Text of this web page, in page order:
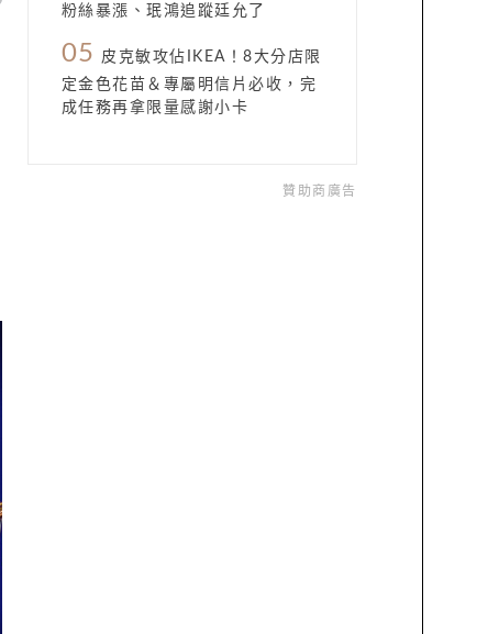
粉絲暴漲、珉鴻追蹤廷允了
05
皮克敏攻佔IKEA！8大分店限
定金色花苗＆專屬明信片必收，完
成任務再拿限量感謝小卡
贊助商廣告